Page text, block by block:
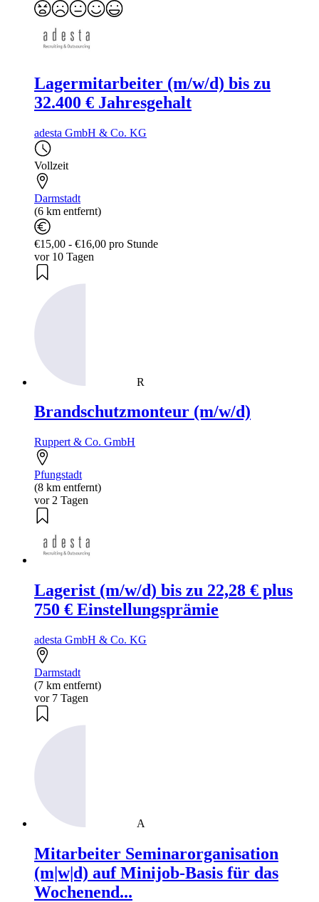
Lagermitarbeiter (m/w/d) bis zu
32.400 € Jahresgehalt
adesta GmbH & Co. KG
Vollzeit
Darmstadt
(6 km entfernt)
€15,00 - €16,00 pro Stunde
vor 10 Tagen
R
Brandschutzmonteur (m/w/d)
Ruppert & Co. GmbH
Pfungstadt
(8 km entfernt)
vor 2 Tagen
Lagerist (m/w/d) bis zu 22,28 € plus
750 € Einstellungsprämie
adesta GmbH & Co. KG
Darmstadt
(7 km entfernt)
vor 7 Tagen
A
Mitarbeiter Seminarorganisation
(m|w|d) auf Minijob-Basis für das
Wochenend...